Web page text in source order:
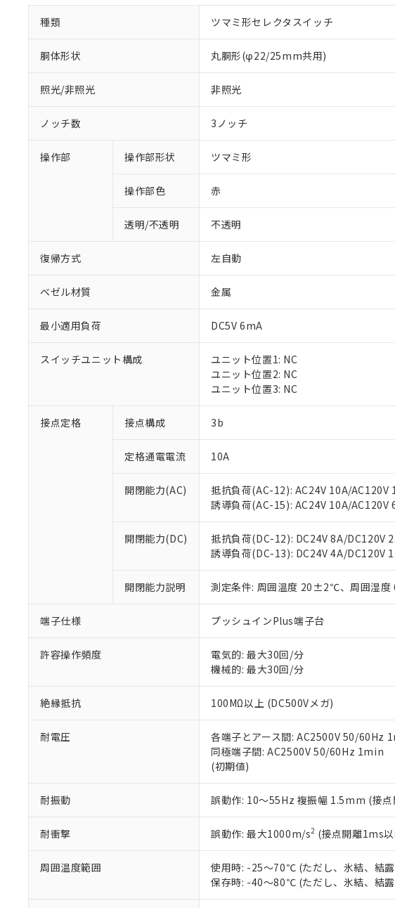
種類 ツマミ形セレクタスイッチ
胴体形状 丸胴形(φ22/25mm共用)
照光/非照光 非照光
ノッチ数 3ノッチ
操作部 操作部形状 ツマミ形
操作部色 赤
透明/不透明 不透明
復帰方式 左自動
ベゼル材質 金属
最小適用負荷 DC5V 6mA
スイッチユニット構成
ユニット位置1: NC
ユニット位置2: NC
ユニット位置3: NC
接点定格 接点構成 3b
定格通電電流 10A
開閉能力(AC)
抵抗負荷(AC-12): AC24V 10A/AC120V
誘導負荷(AC-15): AC24V 10A/AC120V
開閉能力(DC)
抵抗負荷(DC-12): DC24V 8A/DC120V
誘導負荷(DC-13): DC24V 4A/DC120V
開閉能力説明 測定条件: 周囲温度 20±2℃、周囲湿
端子仕様 プッシュインPlus端子台
許容操作頻度
電気的: 最大30回/分
機械的: 最大30回/分
絶縁抵抗 100MΩ以上 (DC500Vメガ)
耐電圧
各端子とアース間: AC2500V 50/60Hz
同極端子間: AC2500V 50/60Hz 1min
(初期値)
耐振動 誤動作: 10～55Hz 複振幅 1.5mm (接
耐衝撃 誤動作: 最大1000m/s2 (接点開離1ms
周囲温度範囲
使用時: -25～70℃ (ただし、氷結、結
保存時: -40～80℃ (ただし、氷結、結
以下の条件をお読みいただき、同意
本サービスは、当社制御機器
くものです。
当社制御機器事業取扱商品の
のであり、閲覧された時点で
い。
正式な納期状況および標準価
当社販売員にご相談ください。
オムロン制御機器販売店や当
在庫状況および標準価格結果
マイパーツ機能（部品リスト
ている必要があります。
お客様が当ウェブサイト上で
さい。
※当社の共同利用者とは、"個
いる法人を指します。
※1 対応状況
対応済み：EU RoHS指令（10物
対応予定：EU RoHS指令（10物質
対応予定なし：EU RoHS指令（10
仕入先様の事情により、非含有部品
があります。
*EU RoHS指令（10物質）：
鉛(Pb) 1000ppm以下、 水銀(Hg) 1000ppm以
六価クロム(Cr(Ⅵ)) 1000ppm以下、ポリ臭化
但し、RoHS指令で産業用監視および制御機器
フタル酸エステル類の４物質については閾値
※2 対応予定月
部品在庫の切り替え状況などにより
※3 非含有証明書ダウンロード
下記の非含有証明書をダウンロード
EU RoHS指令（10物質）の非含有証
51物質の非含有証明書（当社基準）
※本証明書は発行日時点で非含有を
また、RoHS指令のフタル酸エステ
混在することから備考欄に対応日を
り割愛しております。
※1 中国RoHS○×表
「－」：未確認です。当社販売部
*中国RoHS10物質の基準値 (GB/T26572)：
Pb(鉛) :1000ppm、 Hg(水銀) : 1000ppm、 Cd(
Cr(Ⅵ)(六価クロム) : 1000ppm、 PBBs(ポリ臭
DBP(フタル酸ジブチル) : 1000ppm、 DIBP(
DEHP(フタル酸ビス(2-エチルヘキシル)) :
※2 環境保護使用期限
「ｅ」：有害物質（10物質）のす
「10」：通常の使用状況下におい
味します。
当社は、これら貴社製品のう
う）を輸出または国外への提
当社は規制貨物を破棄する場
ます。
当社は貴社製品を、核兵器、
当社は、貴社製品を第三者に
また当社は、販売先および販
たしません。
記
号
説明
○ 一定数以上の在庫あり
△ 一定数には満たないが在
－
在庫なし(最新の在庫状況
機器販売店・当社販売員
空
白
受注生産機種、また在庫